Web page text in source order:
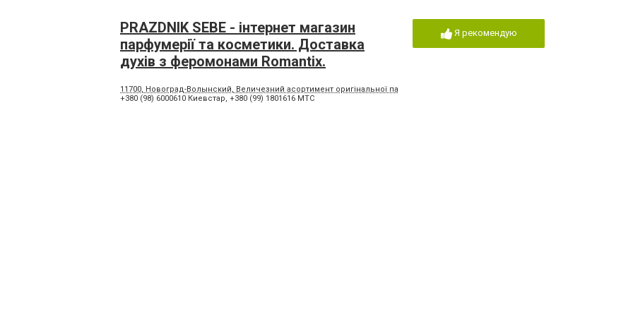
PRAZDNIK SEBE - інтернет магазин
парфумерії та косметики. Доставка
духів з феромонами Romantix.
11700, Новоград-Волынский, Величезний асортимент оригінальної парфумерії, духів з феромонами, афродизіаків,
+380 (98) 6000610 Киевстар, +380 (99) 1801616 МТС
Я рекомендую